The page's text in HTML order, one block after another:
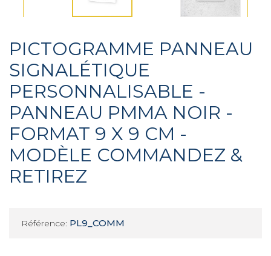
PICTOGRAMME PANNEAU
SIGNALÉTIQUE
PERSONNALISABLE -
PANNEAU PMMA NOIR -
FORMAT 9 X 9 CM -
MODÈLE COMMANDEZ &
RETIREZ
Référence: PL9_COMM